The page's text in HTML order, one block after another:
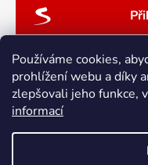
Používáme cookies,
prohlížení webu a díky
zlepšovali jeho funkce,
informací